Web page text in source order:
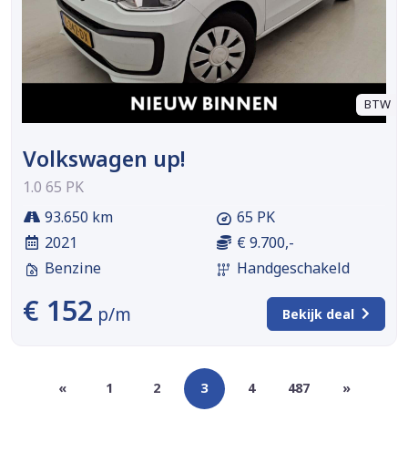
BTW
Volkswagen up!
1.0 65 PK
93.650 km
2021
Benzine
65 PK
€ 9.700,-
Handgeschakeld
€ 152 p/m Bekijk deal
« 1 2 3 4 487 »